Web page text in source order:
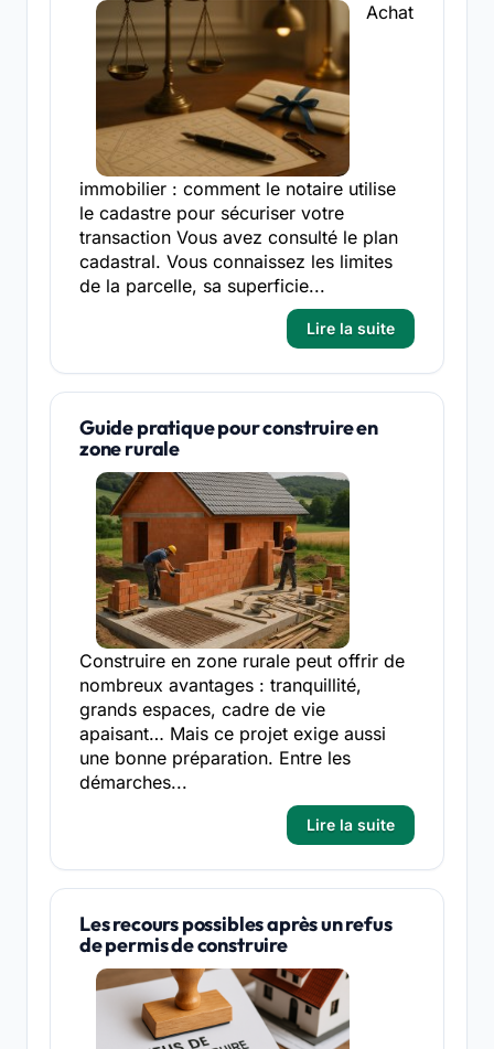
Achat
immobilier : comment le notaire utilise
le cadastre pour sécuriser votre
transaction Vous avez consulté le plan
cadastral. Vous connaissez les limites
de la parcelle, sa superficie...
Lire la suite
Guide pratique pour construire en
zone rurale
Construire en zone rurale peut offrir de
nombreux avantages : tranquillité,
grands espaces, cadre de vie
apaisant… Mais ce projet exige aussi
une bonne préparation. Entre les
démarches...
Lire la suite
Les recours possibles après un refus
de permis de construire